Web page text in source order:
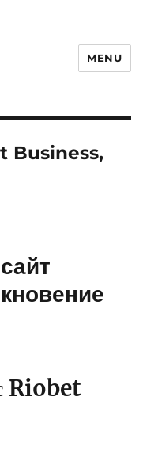
MENU
Business,
Riobet